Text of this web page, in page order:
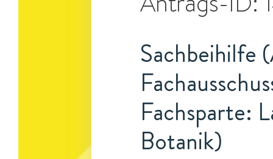
Sachbeihilfe
Fachsparte:
Botanik)